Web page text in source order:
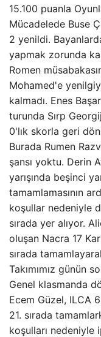
15.100 puanla
Mücadelede Buse
2 yenildi.
yapmak zorunda
Romen
Mohamed'e
kalmadı. Enes
turunda Sırp
0'lık skorla geri
Burada Rumen
şansı yoktu. Derin
yarışında beşinci
tamamlamasının
koşullar nedeniyle
sırada yer alıyor.
oluşan Nacra 17
sırada
Takımımız günün
Genel klasmanda
Ecem Güzel, ILCA
21. sırada
koşulları nedeniyle